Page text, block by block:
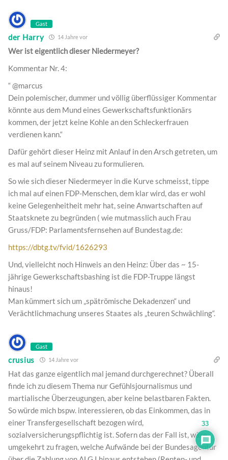
Gast
der Harry 14 Jahre vor
Wer ist eigentlich dieser Niedermeyer?
Kommentar Nr. 4:
“ @marcus
Dein polemischer, dummer und völlig überflüssiger Kommentar
könnte aus dem Mund eines Gewerkschaftsfunktionärs
kommen, der jetzt keine Kohle an den Schleckerfrauen
verdienen kann.“
Dafür gehört dieser Heinz mit Anlauf in den Arsch getreten, um
es mal auf seinem Niveau zu formulieren.
So wie sich dieser Niedermeyer in die Kurve schmeisst, tippe
ich mal auf einen FDP-Menschen, dem klar wird, das er wohl
keine Gelegenheitheit mehr hat, seine Anwartschaften auf
Staatsknete zu begründen ( wie mutmasslich auch Frau
Gruss/FDP: Parlamentsfernsehen auf Bundestag.de:
https://dbtg.tv/fvid/1626293
Und, vielleicht noch Hinweis an den Heinz: Über das ~ 15-
jährige Gewerkschaftsbashing ist die FDP-Truppe längst
hinaus!
Man kümmert sich um „spätrömische Dekadenzen“ und
Verächtlichmachung unseres Staates als „teuren Schwächling“.
Gast
crusius 14 Jahre vor
Hat das ganze eigentlich mal jemand durchgerechnet? Überall
finde ich zu diesem Thema nur Gefühlsjournalismus und
martialische Überzeugungen, aber keine belastbaren Fakten.
So würde mich bspw. interessieren, ob das Einkommen, das in
einer Transfergesellschaft bezogen wird,
sozialversicherungspflichtig ist. Sofern das der Fall ist, wäre
umgekehrt zu fragen, welche Aufwände bei der Bundesagentur
33